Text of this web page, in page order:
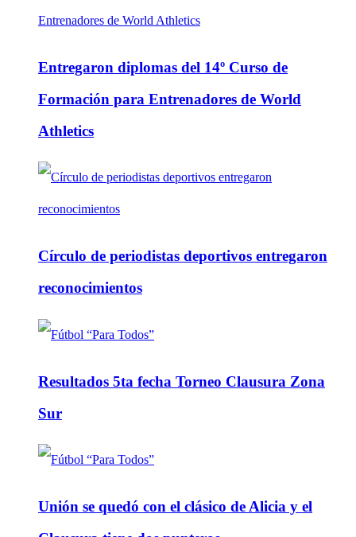
Entregaron diplomas del 14º Curso de
Formación para Entrenadores de World
Athletics
Círculo de periodistas deportivos entregaron
reconocimientos
Resultados 5ta fecha Torneo Clausura Zona
Sur
Unión se quedó con el clásico de Alicia y el